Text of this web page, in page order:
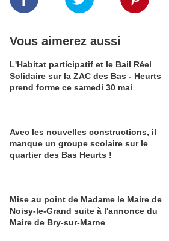
Vous aimerez aussi
L'Habitat participatif et le Bail Réel
Solidaire sur la ZAC des Bas - Heurts
prend forme ce samedi 30 mai
Avec les nouvelles constructions, il
manque un groupe scolaire sur le
quartier des Bas Heurts !
Mise au point de Madame le Maire de
Noisy-le-Grand suite à l'annonce du
Maire de Bry-sur-Marne